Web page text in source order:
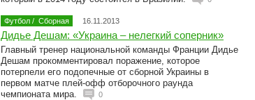
Футбол / Сборная 16.11.2013
Дидье Дешам: «Украина – нелегкий соперник»
Главный тренер национальной команды Франции Дидье
Дешам прокомментировал поражение, которое
потерпели его подопечные от сборной Украины в
первом матче плей-офф отборочного раунда
чемпионата мира.
0